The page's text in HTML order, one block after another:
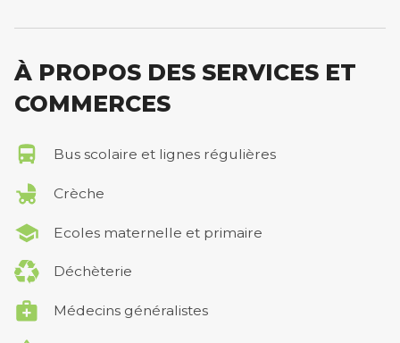
À PROPOS DES SERVICES ET
COMMERCES
Bus scolaire et lignes régulières
Crèche
Ecoles maternelle et primaire
Déchèterie
Médecins généralistes